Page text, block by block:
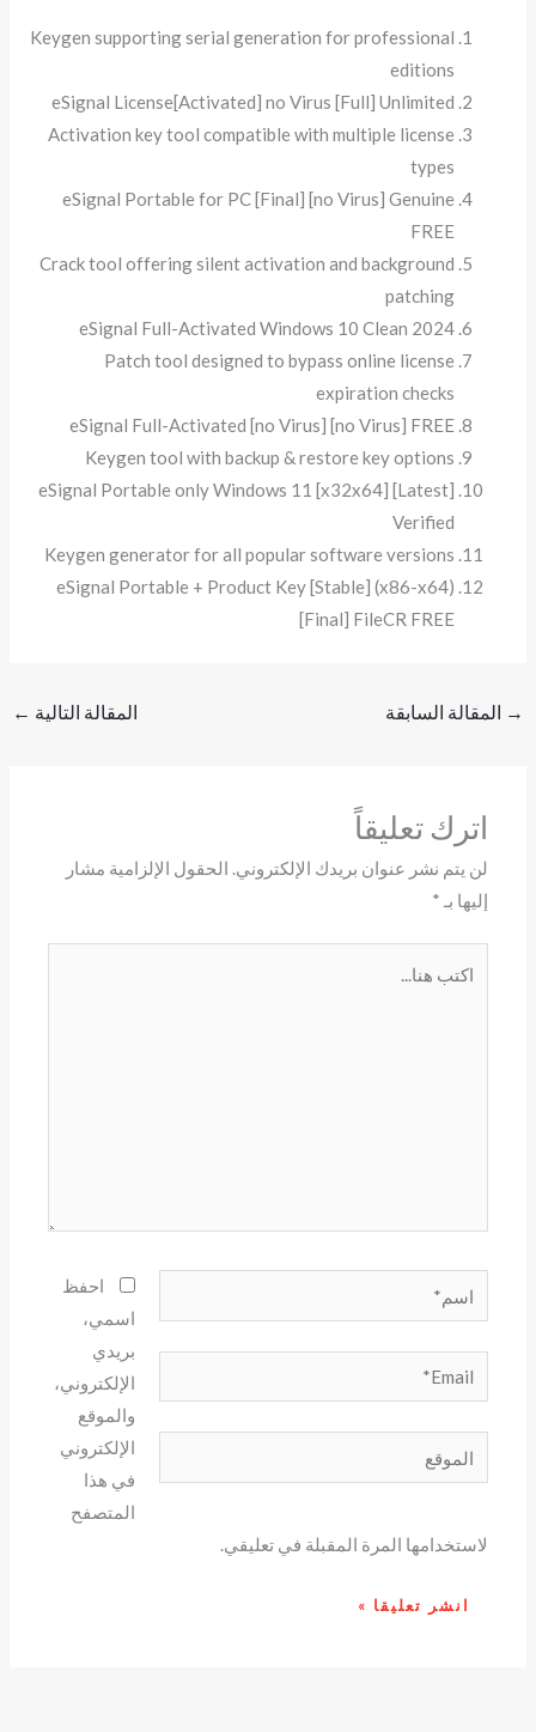
Keygen supporting serial generation for professional
editions
eSignal License[Activated] no Virus [Full] Unlimited
Activation key tool compatible with multiple license
types
eSignal Portable for PC [Final] [no Virus] Genuine
FREE
Crack tool offering silent activation and background
patching
eSignal Full-Activated Windows 10 Clean 2024
Patch tool designed to bypass online license
expiration checks
eSignal Full-Activated [no Virus] [no Virus] FREE
Keygen tool with backup & restore key options
eSignal Portable only Windows 11 [x32x64] [Latest]
Verified
Keygen generator for all popular software versions
eSignal Portable + Product Key [Stable] (x86-x64)
[Final] FileCR FREE
→ المقالة السابقة المقالة التالية ←
اترك تعليقاً
لن يتم نشر عنوان بريدك الإلكتروني. الحقول الإلزامية مشار
إليها بـ *
اسم*
Email*
الموقع
احفظ
اسمي،
بريدي
الإلكتروني،
والموقع
الإلكتروني
في هذا
المتصفح
لاستخدامها المرة المقبلة في تعليقي.